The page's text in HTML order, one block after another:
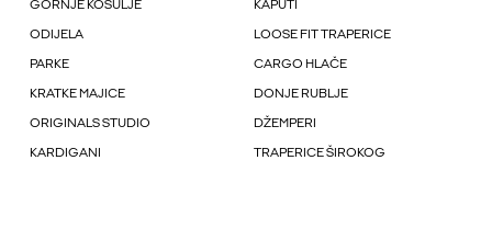
GORNJE KOŠULJE KAPUTI
ODIJELA LOOSE FIT TRAPERICE
PARKE CARGO HLAČE
KRATKE MAJICE DONJE RUBLJE
ORIGINALS STUDIO DŽEMPERI
KARDIGANI TRAPERICE ŠIROKOG